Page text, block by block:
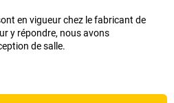
en vigueur chez le fabricant de
y répondre, nous avons
de salle.